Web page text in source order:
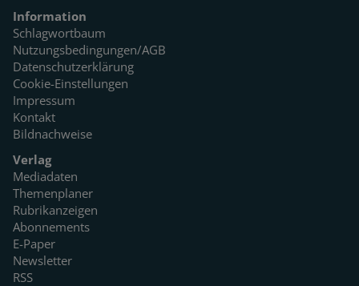
Information
Schlagwortbaum
Nutzungsbedingungen/AGB
Datenschutzerklärung
Cookie-Einstellungen
Impressum
Kontakt
Bildnachweise
Verlag
Mediadaten
Themenplaner
Rubrikanzeigen
Abonnements
E-Paper
Newsletter
RSS